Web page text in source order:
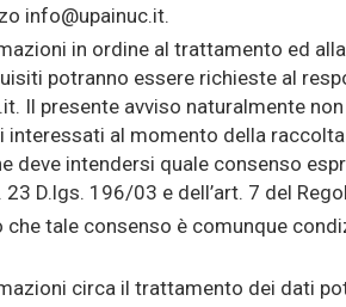
info@upainuc.it.
in ordine al trattamento ed
potranno essere richieste al
Il presente avviso naturalmente
interessati al momento della
deve intendersi quale consenso
23 D.lgs. 196/03 e dell’art. 7 del
che tale consenso è comunque
circa il trattamento dei dati